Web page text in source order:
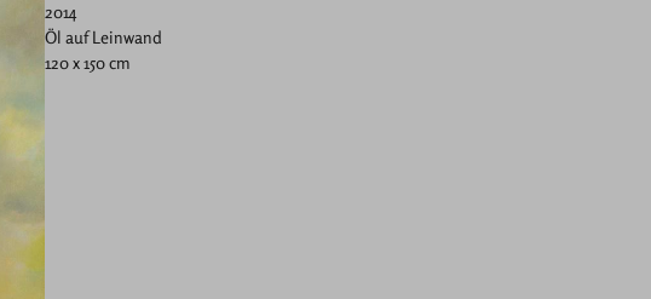
2014
Öl auf Leinwand
120 x 150 cm